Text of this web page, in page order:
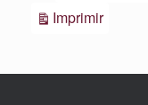
ImprimirVistas